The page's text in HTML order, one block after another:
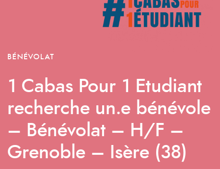
BÉNÉVOLAT
1 Cabas Pour 1 Etudiant
recherche un.e bénévole
– Bénévolat – H/F –
Grenoble – Isère (38)